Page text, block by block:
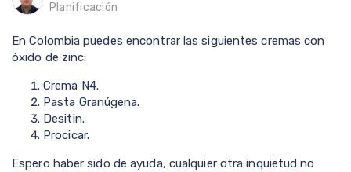
Planificación
En Colombia puedes encontrar las siguientes cremas con
óxido de zinc:
Crema N4.
Pasta Granúgena.
Desitin.
Procicar.
Espero haber sido de ayuda, cualquier otra inquietud no